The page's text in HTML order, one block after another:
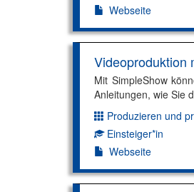
Webseite
Videoproduktion
Mit SimpleShow
Anleitungen, wie Sie
Dimension:
Produzieren und
Kompetenzniveau:
Einsteiger*in
Webseite